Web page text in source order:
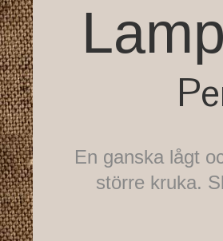
En ganska lågt
större kruka.